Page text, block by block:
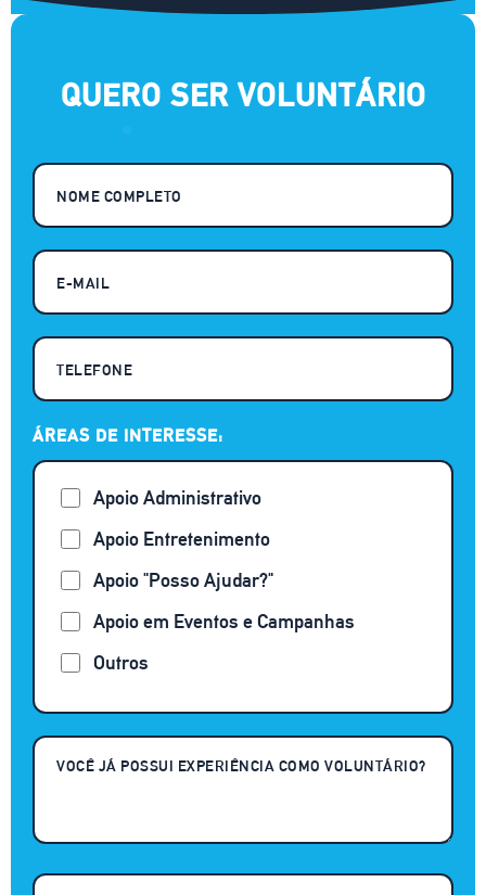
QUERO SER VOLUNTÁRIO
ÁREAS DE INTERESSE:
Apoio Administrativo
Apoio Entretenimento
Apoio "Posso Ajudar?"
Apoio em Eventos e Campanhas
Outros